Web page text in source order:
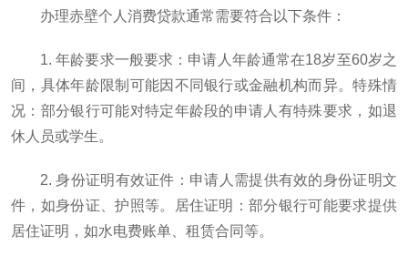
办理赤壁个人消费贷款通常需要符合以下条件：
1. 年龄要求一般要求：申请人年龄通常在18岁至60岁之
间，具体年龄限制可能因不同银行或金融机构而异。特殊情
况：部分银行可能对特定年龄段的申请人有特殊要求，如退
休人员或学生。
2. 身份证明有效证件：申请人需提供有效的身份证明文
件，如身份证、护照等。居住证明：部分银行可能要求提供
居住证明，如水电费账单、租赁合同等。